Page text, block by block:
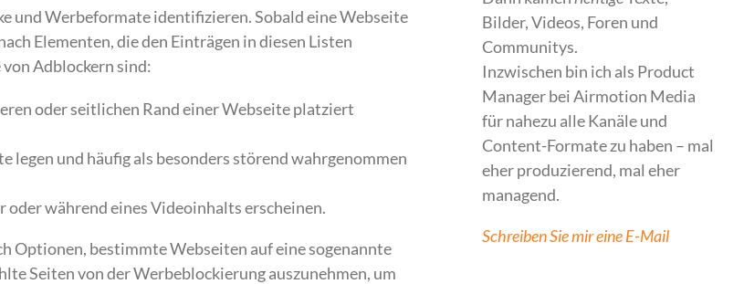
und Werbeformate identifizieren. Sobald eine Webseite
Elementen, die den Einträgen in diesen Listen
Adblockern sind:
oder seitlichen Rand einer Webseite platziert
legen und häufig als besonders störend wahrgenommen
während eines Videoinhalts erscheinen.
Optionen, bestimmte Webseiten auf eine sogenannte
Seiten von der Werbeblockierung auszunehmen, um
Bilder, Videos, Foren und
Communitys.
Inzwischen bin ich als Product
Manager bei Airmotion Media
für nahezu alle Kanäle und
Content-Formate zu haben – mal
eher produzierend, mal eher
managend.
Schreiben Sie mir eine E-Mail